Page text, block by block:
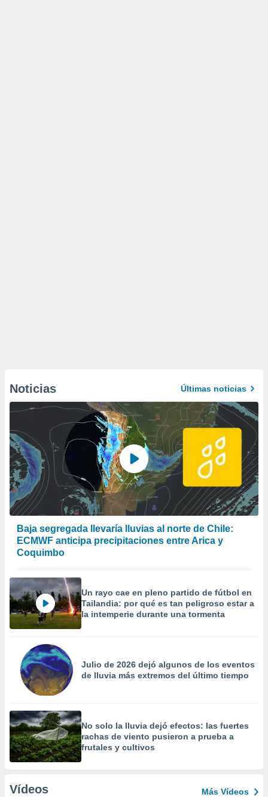
Noticias Últimas noticias
Baja segregada llevaría lluvias al norte de Chile:
ECMWF anticipa precipitaciones entre Arica y
Coquimbo
Un rayo cae en pleno partido de fútbol en
Tailandia: por qué es tan peligroso estar a
la intemperie durante una tormenta
Julio de 2026 dejó algunos de los eventos
de lluvia más extremos del último tiempo
No solo la lluvia dejó efectos: las fuertes
rachas de viento pusieron a prueba a
frutales y cultivos
Vídeos Más Vídeos